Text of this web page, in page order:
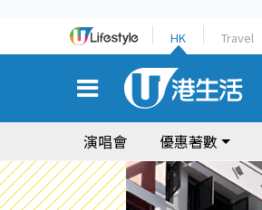
HK Travel
演唱會 優惠著數